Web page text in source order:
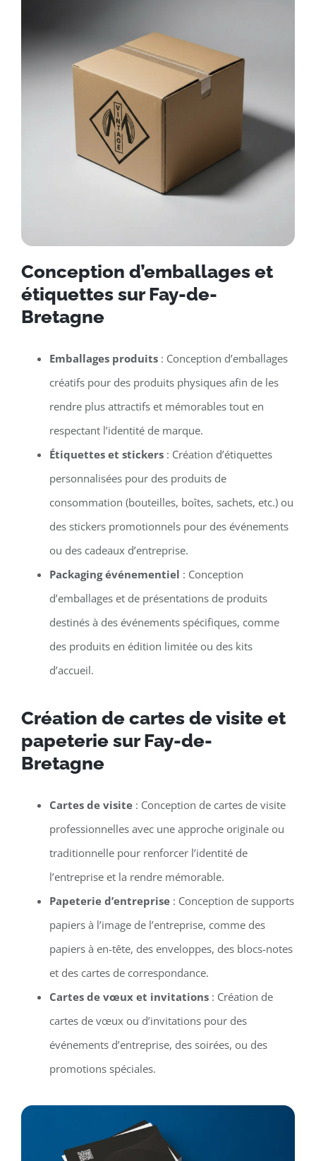
Conception d’emballages et
étiquettes sur Fay-de-
Bretagne
Emballages produits: Conception d’emballages
créatifs pour des produits physiques afin de les
rendre plus attractifs et mémorables tout en
respectant l’identité de marque.
Étiquettes et stickers: Création d’étiquettes
personnalisées pour des produits de
consommation (bouteilles, boîtes, sachets, etc.) ou
des stickers promotionnels pour des événements
ou des cadeaux d’entreprise.
Packaging événementiel : Conception
d’emballages et de présentations de produits
destinés à des événements spécifiques, comme
des produits en édition limitée ou des kits
d’accueil.
Création de cartes de visite et
papeterie sur Fay-de-
Bretagne
Cartes de visite: Conception de cartes de visite
professionnelles avec une approche originale ou
traditionnelle pour renforcer l’identité de
l’entreprise et la rendre mémorable.
Papeterie d’entreprise: Conception de supports
papiers à l’image de l’entreprise, comme des
papiers à en-tête, des enveloppes, des blocs-notes
et des cartes de correspondance.
Cartes de vœux et invitations: Création de
cartes de vœux ou d’invitations pour des
événements d’entreprise, des soirées, ou des
promotions spéciales.